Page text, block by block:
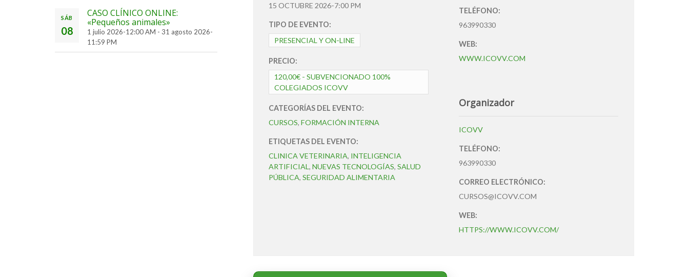
SÁB
08
CASO CLÍNICO ONLINE:
«Pequeños animales»
1 julio 2026-12:00 AM - 31 agosto 2026-
11:59 PM
15 OCTUBRE 2026-7:00 PM
TIPO DE EVENTO:
PRESENCIAL Y ON-LINE
PRECIO:
120,00€ - SUBVENCIONADO 100%
COLEGIADOS ICOVV
CATEGORÍAS DEL EVENTO:
CURSOS,FORMACIÓN INTERNA
ETIQUETAS DEL EVENTO:
CLINICA VETERINARIA, INTELIGENCIA
ARTIFICIAL,NUEVAS TECNOLOGÍAS,SALUD
PÚBLICA,SEGURIDAD ALIMENTARIA
TELÉFONO:
963990330
WEB:
WWW.ICOVV.COM
Organizador
ICOVV
TELÉFONO:
963990330
CORREO ELECTRÓNICO:
CURSOS@ICOVV.COM
WEB:
HTTPS://WWW.ICOVV.COM/